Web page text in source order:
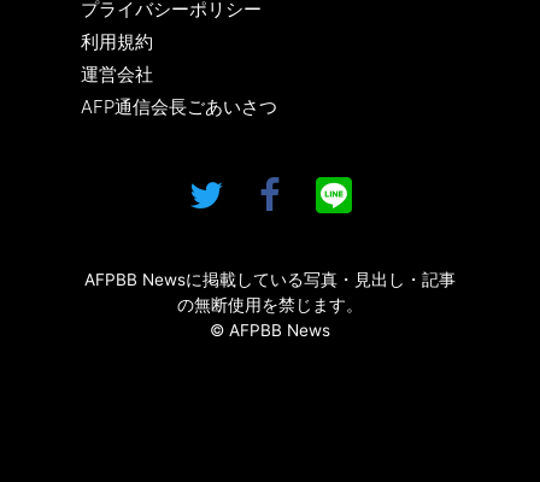
プライバシーポリシー
利用規約
運営会社
AFP通信会長ごあいさつ
AFPBB Newsに掲載している写真・見出し・記事
の無断使用を禁じます。
© AFPBB News